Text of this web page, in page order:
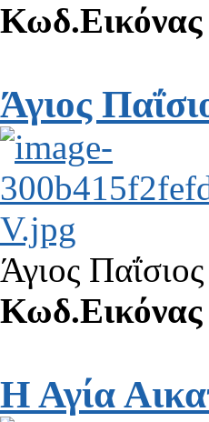
Άγιος
Άγιος Παΐσιος
Η Αγία